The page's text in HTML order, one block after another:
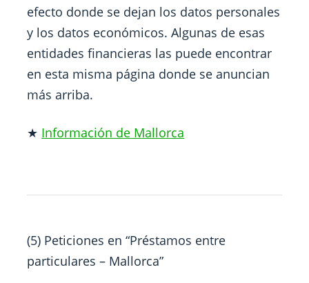
efecto donde se dejan los datos personales
y los datos económicos. Algunas de esas
entidades financieras las puede encontrar
en esta misma página donde se anuncian
más arriba.
★ Información de Mallorca
(5) Peticiones en “Préstamos entre
particulares – Mallorca”